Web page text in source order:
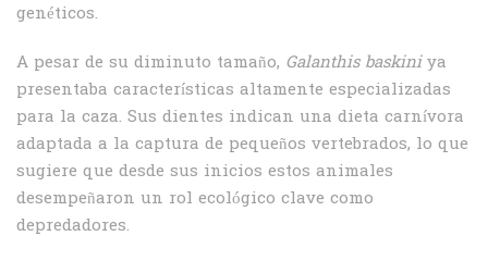
genéticos.
A pesar de su diminuto tamaño, Galanthis baskiniya
presentaba características altamente especializadas
para la caza. Sus dientes indican una dieta carnívora
adaptada a la captura de pequeños vertebrados, lo que
sugiere que desde sus inicios estos animales
desempeñaron un rol ecológico clave como
depredadores.